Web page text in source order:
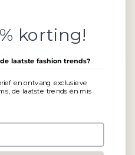
korting!
laatste fashion trends?
en ontvang exclusieve
de laatste trends én mis